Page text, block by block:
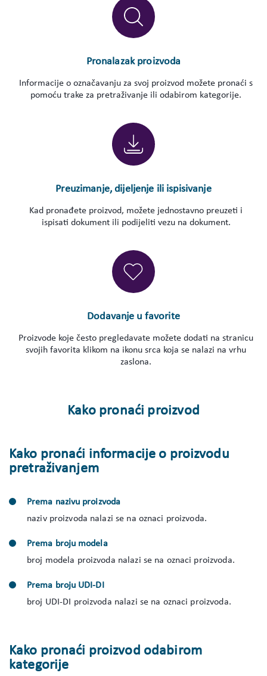
Pronalazak proizvoda
Informacije o označavanju za svoj proizvod možete pronaći s
pomoću trake za pretraživanje ili odabirom kategorije.
Preuzimanje, dijeljenje ili ispisivanje
Kad pronađete proizvod, možete jednostavno preuzeti i
ispisati dokument ili podijeliti vezu na dokument.
Dodavanje u favorite
Proizvode koje često pregledavate možete dodati na stranicu
svojih favorita klikom na ikonu srca koja se nalazi na vrhu
zaslona.
Kako pronaći proizvod
Kako pronaći informacije o proizvodu
pretraživanjem
Prema nazivu proizvoda
naziv proizvoda nalazi se na oznaci proizvoda.
Prema broju modela
broj modela proizvoda nalazi se na oznaci proizvoda.
Prema broju UDI-DI
broj UDI-DI proizvoda nalazi se na oznaci proizvoda.
Kako pronaći proizvod odabirom
kategorije